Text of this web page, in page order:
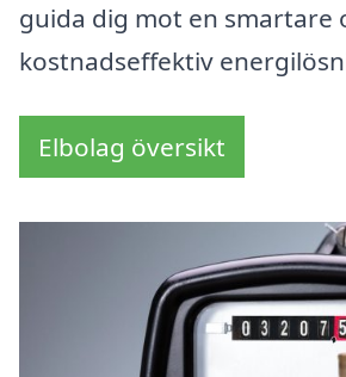
guida dig mot en smartare
kostnadseffektiv
Elbolag översikt